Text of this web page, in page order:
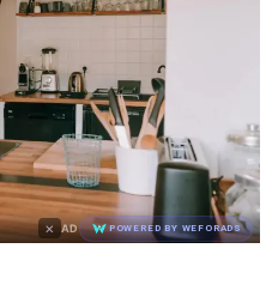
× AD POWERED BY WEFORADS